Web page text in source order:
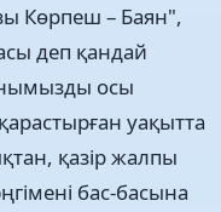
Көрпеш – Баян",
деп қандай
осы
уақытта
қазір жалпы
бас-басына